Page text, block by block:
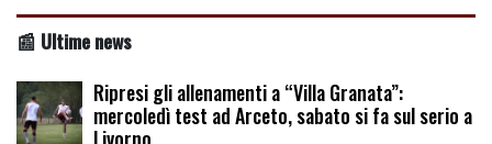
📰 Ultime news
Ripresi gli allenamenti a “Villa Granata”:
mercoledì test ad Arceto, sabato si fa sul serio a